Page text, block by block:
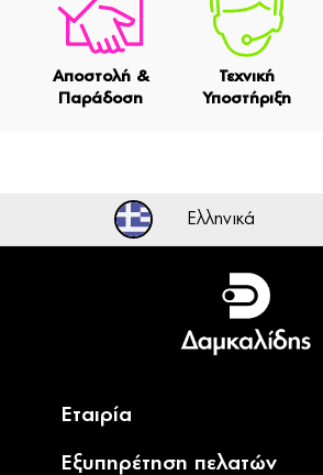
Αποστολή &
Παράδοση
Τεχνική
Υποστήριξη
Ελληνικά
Ελληνικά
English
Εταιρία
Εξυπηρέτηση πελατών